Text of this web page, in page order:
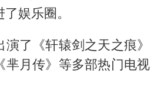
娱乐圈。
了《轩辕剑之天之痕》
芈月传》等多部热门电视